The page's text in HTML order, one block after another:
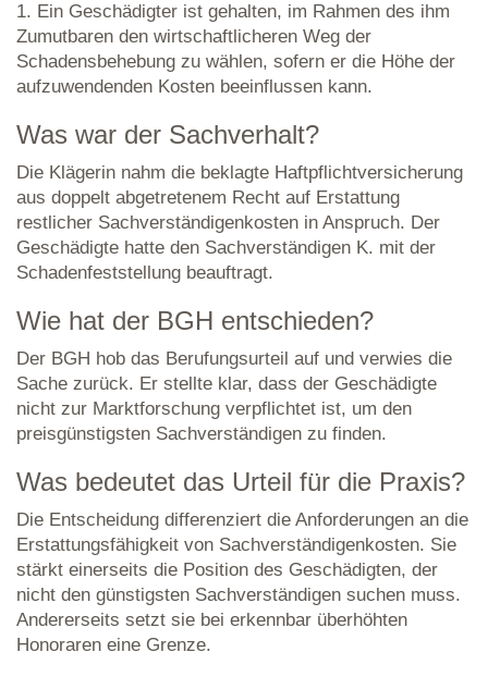
1. Ein Geschädigter ist gehalten, im Rahmen des ihm
Zumutbaren den wirtschaftlicheren Weg der
Schadensbehebung zu wählen, sofern er die Höhe der
aufzuwendenden Kosten beeinflussen kann.
Was war der Sachverhalt?
Die Klägerin nahm die beklagte Haftpflichtversicherung
aus doppelt abgetretenem Recht auf Erstattung
restlicher Sachverständigenkosten in Anspruch. Der
Geschädigte hatte den Sachverständigen K. mit der
Schadenfeststellung beauftragt.
Wie hat der BGH entschieden?
Der BGH hob das Berufungsurteil auf und verwies die
Sache zurück. Er stellte klar, dass der Geschädigte
nicht zur Marktforschung verpflichtet ist, um den
preisgünstigsten Sachverständigen zu finden.
Was bedeutet das Urteil für die Praxis?
Die Entscheidung differenziert die Anforderungen an die
Erstattungsfähigkeit von Sachverständigenkosten. Sie
stärkt einerseits die Position des Geschädigten, der
nicht den günstigsten Sachverständigen suchen muss.
Andererseits setzt sie bei erkennbar überhöhten
Honoraren eine Grenze.